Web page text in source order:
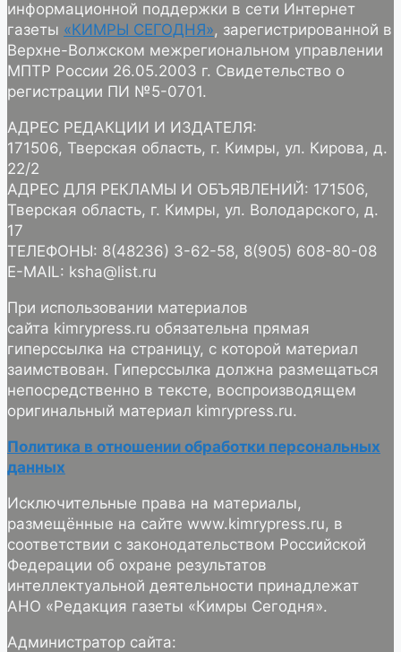
информационной поддержки в сети Интернет
газеты «КИМРЫ СЕГОДНЯ», зарегистрированной в
Верхне-Волжском межрегиональном управлении
МПТР России 26.05.2003 г. Свидетельство о
регистрации ПИ №5-0701.
АДРЕС РЕДАКЦИИ И ИЗДАТЕЛЯ:
171506, Тверская область, г. Кимры, ул. Кирова, д.
22/2
АДРЕС ДЛЯ РЕКЛАМЫ И ОБЪЯВЛЕНИЙ: 171506,
Тверская область, г. Кимры, ул. Володарского, д.
17
ТЕЛЕФОНЫ: 8(48236) 3-62-58, 8(905) 608-80-08
E-MAIL: ksha@list.ru
При использовании материалов
сайта kimrypress.ru обязательна прямая
гиперссылка на страницу, с которой материал
заимствован. Гиперссылка должна размещаться
непосредственно в тексте, воспроизводящем
оригинальный материал kimrypress.ru.
Политика в отношении обработки персональных
данных
Исключительные права на материалы,
размещённые на сайте www.kimrypress.ru, в
соответствии с законодательством Российской
Федерации об охране результатов
интеллектуальной деятельности принадлежат
АНО «Редакция газеты «Кимры Сегодня».
Администратор сайта: